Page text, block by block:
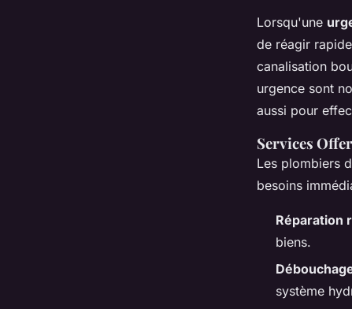
Lorsqu'une
de réagir
canalisation
urgence sont
aussi pour
Services
Les plombiers
besoins
Réparation
biens.
système